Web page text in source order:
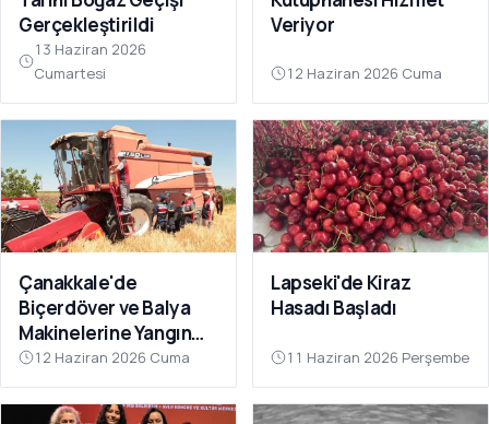
Gerçekleştirildi
13 Haziran 2026
Cumartesi
Veriyor
12 Haziran 2026 Cuma
Çanakkale'de
Biçerdöver ve Balya
Makinelerine Yangın
Denetimi
12 Haziran 2026 Cuma
Lapseki'de Kiraz
Hasadı Başladı
11 Haziran 2026 Perşembe